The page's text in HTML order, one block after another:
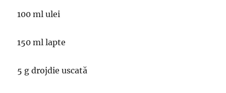
100 ml ulei
150 ml lapte
5 g drojdie uscată